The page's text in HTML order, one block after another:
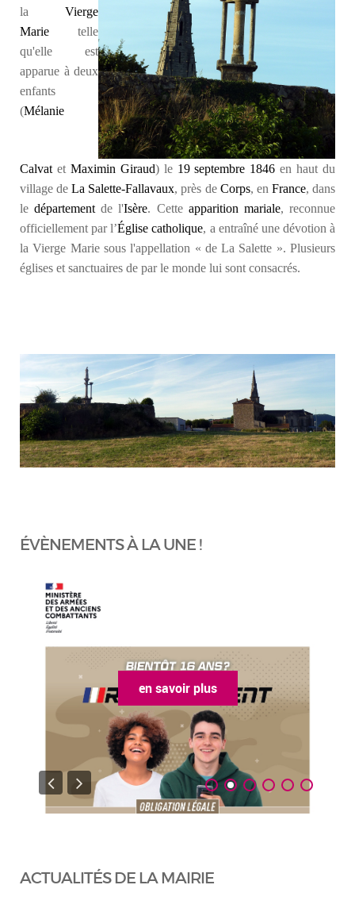
la Vierge
Marie telle
qu'elle est
apparue à deux
enfants
(Mélanie
Calvatet Maximin Giraud) le 19 septembre 1846 en haut du
village deLa Salette-Fallavaux, près de Corps, en France, dans
ledépartementde l'Isère. Cette apparition mariale, reconnue
officiellement par l’Église catholique, a entraîné une dévotion à
la Vierge Marie sous l'appellation « de La Salette ». Plusieurs
églises et sanctuaires de par le monde lui sont consacrés.
ÉVÈNEMENTS À LA UNE !
en savoir plus
ACTUALITÉS DE LA MAIRIE